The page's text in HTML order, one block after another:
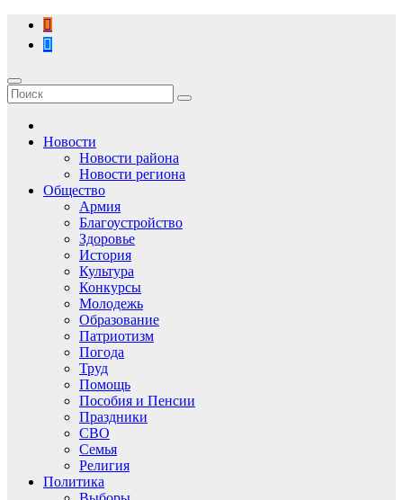
Перейти
содержимому
Новости
Новости района
Новости региона
Общество
Армия
Благоустройство
Здоровье
История
Культура
Конкурсы
Молодежь
Образование
Патриотизм
Погода
Труд
Помощь
Пособия и Пенсии
Праздники
СВО
Семья
Религия
Политика